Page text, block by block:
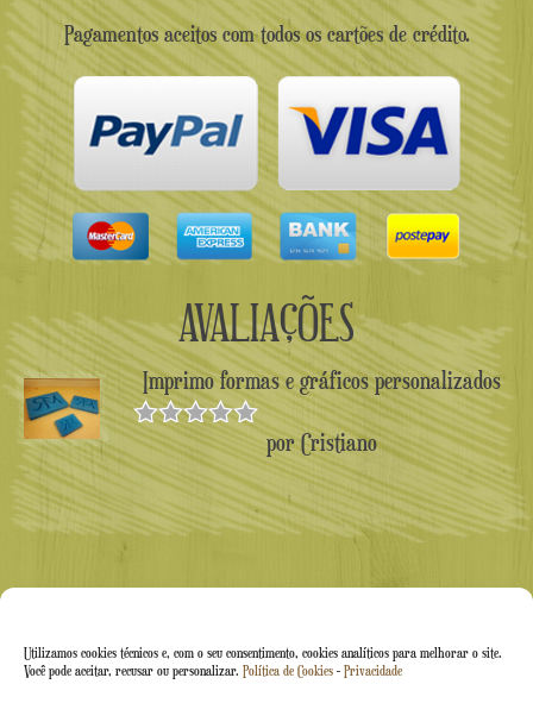
Utilizamos cookies técnicos e, com o seu consentimento, cookies analíticos para melhorar o site.
Você pode aceitar, recusar ou personalizar. Política de Cookies - Privacidade
Pagamentos aceitos com todos os cartões de crédito.
AVALIAÇÕES
Imprimo formas e gráficos personalizados
Avaliado
como5de
5
por Cristiano